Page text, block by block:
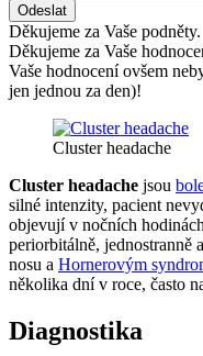
Odeslat
Děkujeme za Vaše podněty.
Děkujeme za Vaše
Vaše hodnocení ovšem
jen jednou za den)!
Cluster headache
Cluster headache jsou
silné intenzity, pacient
objevují v nočních
periorbitálně, jednostranně
nosu a Hornerovým
několika dní v roce, často
Diagnostika